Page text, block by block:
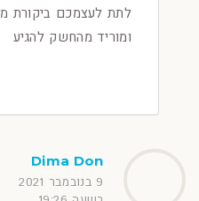
ומוריד מהחשק להגיע
Dima Don
9 בנובמבר 2021